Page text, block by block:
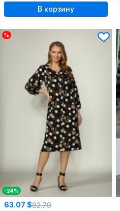
В корзину
%
-24%
63.07 $82.79